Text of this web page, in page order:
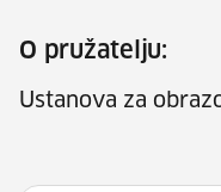
O pružatelju:
Ustanova za